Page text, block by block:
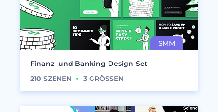
Finanz- und Banking-Design-Set
210 SZENEN 3 GRÖSSEN